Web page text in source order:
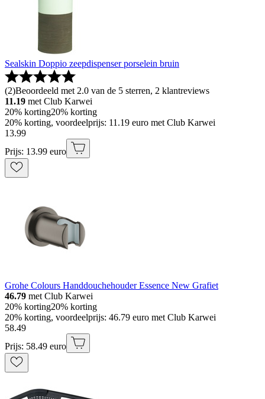
Sealskin Doppio zeepdispenser porselein bruin
(2)Beoordeeld met 2.0 van de 5 sterren, 2 klantreviews
11.19 met Club Karwei
20% korting20% korting
20% korting, voordeelprijs: 11.19 euro met Club Karwei
13.99
Prijs: 13.99 euro
Grohe Colours Handdouchehouder Essence New Grafiet
46.79 met Club Karwei
20% korting20% korting
20% korting, voordeelprijs: 46.79 euro met Club Karwei
58.49
Prijs: 58.49 euro